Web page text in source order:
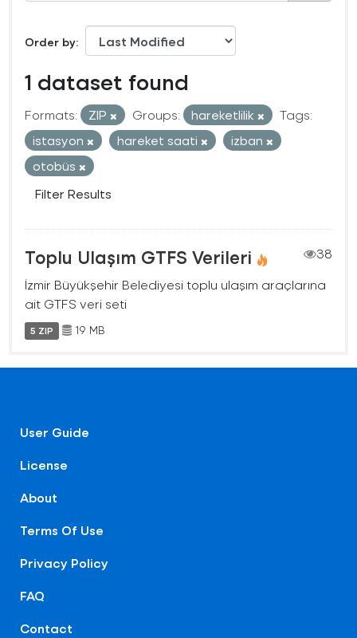
Order by
1 dataset found
Formats: ZIP Groups: hareketlilik
Tags:
istasyon
hareket saati
izban
otobüs
Filter Results
Toplu Ulaşım GTFS Verileri
38
İzmir Büyükşehir Belediyesi toplu ulaşım araçlarına
ait GTFS veri seti
5 ZIP 19 MB
User Guide
License
About
Terms Of Use
Privacy Policy
FAQ
Contact